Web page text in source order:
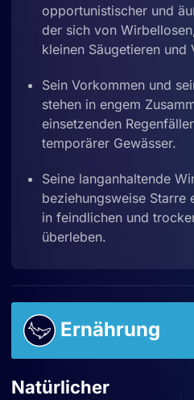
opportunistischer und
der sich von
kleinen Säugetieren und
Sein Vorkommen und
stehen in engem
einsetzenden
temporärer Gewässer.
Seine langanhaltende
beziehungsweise Starre
in feindlichen und
überleben.
Ernährung
Natürlicher